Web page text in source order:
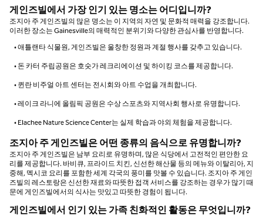
게인즈빌에서 가장 인기 있는 명소는 어디입니까?
조지아 주 게인즈빌의 많은 명소는 이 지역의 자연 및 문화적 매력을 강조합니다.
이러한 장소는 Gainesville의 매력적인 분위기와 다양한 관심사를 반영합니다.
• 애틀랜타 식물원, 게인즈빌은 울창한 정원과 계절 행사를 갖추고 있습니다.
• 돈 카터 주립공원은 호숫가 레크리에이션 및 하이킹 코스를 제공합니다.
• 퀸란 비주얼 아트 센터는 전시회와 아트 수업을 개최합니다.
• 레이크 라니에 올림픽 공원은 수상 스포츠와 지역사회 행사로 유명합니다.
• Elachee Nature Science Center는 실제 학습과 야외 체험을 제공합니다.
조지아 주 게인즈빌은 어떤 종류의 음식으로 유명합니까?
조지아 주 게인즈빌은 남부 요리로 유명하며, 많은 식당에서 고전적인 편안한 요
리를 제공합니다. 바비큐, 프라이드 치킨, 신선한 해산물 등의 메뉴와 이탈리아, 지
중해, 멕시코 요리를 포함한 세계 각국의 풍미를 맛볼 수 있습니다. 조지아 주 게인
즈빌의 레스토랑은 신선한 재료와 따뜻한 접객 서비스를 강조하는 경우가 많기 때
문에 게인즈빌에서의 식사는 맛있고 따뜻한 경험이 됩니다.
게인즈빌에서 인기 있는 가족 친화적인 활동은 무엇입니까?